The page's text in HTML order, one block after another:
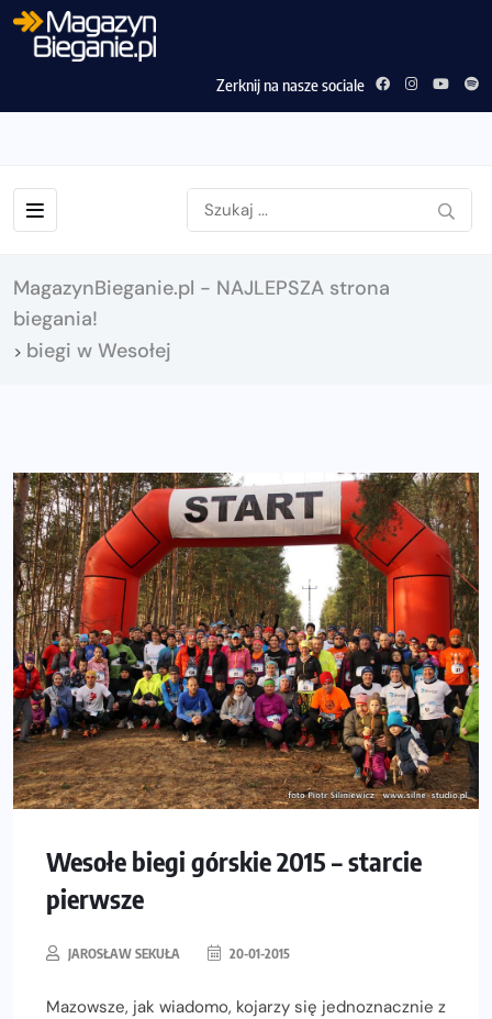
Zerknij na nasze sociale
MagazynBieganie.pl - NAJLEPSZA strona
biegania!
> biegi w Wesołej
Wesołe biegi górskie 2015 – starcie
pierwsze
JAROSŁAW SEKUŁA 20-01-2015
Mazowsze, jak wiadomo, kojarzy się jednoznacznie z